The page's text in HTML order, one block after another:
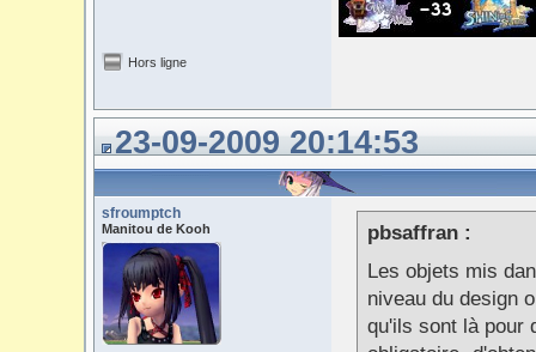
Hors ligne
23-09-2009 20:14:53
sfroumptch
Manitou de Kooh
pbsaffran :
Les objets mis
niveau du design
qu'ils sont là pour